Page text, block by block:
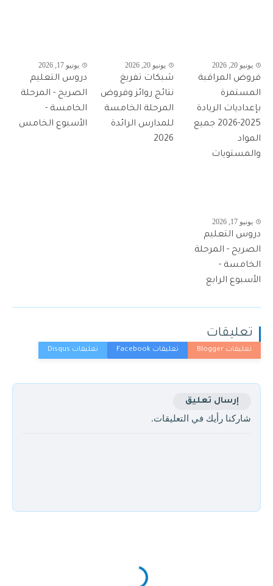
يونيو 20, 2026
فروض المراقبة
المستمرة
بإعداديات الريادة
2025-2026 جميع
المواد
والمستويات
يونيو 20, 2026
شبكات تفريغ
نتائج روائز وفروض
المرحلة الخامسة
للمدارس الرائدة
2026
يونيو 17, 2026
دروس التعليم
الصريح - المرحلة
الخامسة -
الأسبوع الخامس
يونيو 17, 2026
دروس التعليم
الصريح - المرحلة
الخامسة -
الأسبوع الرابع
تعليقات
إرسال تعليق
شاركنا رأيك في التعليقات.